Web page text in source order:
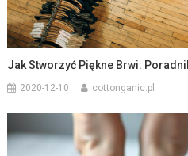
Jak Stworzyć Piękne Brwi:
2020-12-10 cottonganic.pl